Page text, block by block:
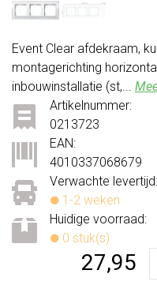
Event Clear afdekraam,
montagerichting
inbouwinstallatie (st,...
Verwachte levertijd:
1-2 weken
Huidige voorraad:
0 stuk(s)
Artikelnummer:
0213723
EAN:
4010337068679
27,95